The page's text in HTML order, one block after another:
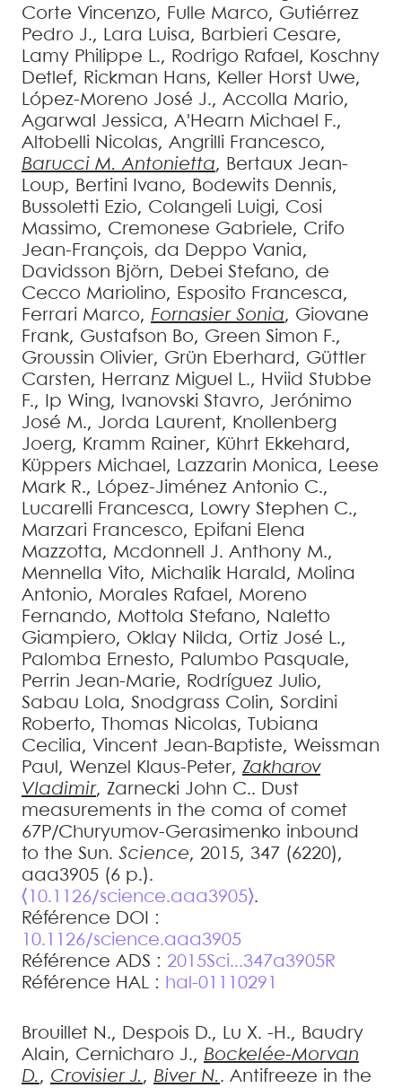
Corte Vincenzo, Fulle Marco, Gutiérrez
Pedro J., Lara Luisa, Barbieri Cesare,
Lamy Philippe L., Rodrigo Rafael , Koschny
Detlef, Rickman Hans, Keller Horst Uwe,
López-Moreno José J., Accolla Mario,
Agarwal
Jessica, A'Hearn Michael F.,
Altobelli Nicolas, Angrilli Francesco,
Barucci M. Antonietta, Bertaux Jean-
Loup, Bertini Ivano, Bodewits Dennis,
Bussoletti Ezio, Colangeli Luigi, Cosi
Massimo, Cremonese Gabriele, Crifo
Jean-François, da Deppo Vania,
Davidsson Björn, Debei Stefano, de
Cecco Mariolino, Esposito Francesca,
Ferrari Marco, Fornasier Sonia, Giovane
Frank, Gustafson Bo, Green Simon F.,
Groussin Olivier, Grün Eberhard , Güttler
Carsten, Herranz Miguel L., Hviid Stubbe
F., Ip Wing, Ivanovski Stavro, Jerónimo
José M., Jorda Laurent, Knollenberg
Joerg, Kramm Rainer, Kührt Ekkehard ,
Küppers Michael , Lazzarin Monica, Leese
Mark R., López-Jiménez Antonio C.,
Lucarelli Francesca, Lowry Stephen C.,
Marzari Francesco, Epifani Elena
Mazzotta, Mcdonnell J. Anthony M.,
Mennella Vito, Michalik Harald , Molina
Antonio, Morales Rafael , Moreno
Fernando, Mottola Stefano, Naletto
Giampiero, Oklay Nilda, Ortiz José L.,
Palomba Ernesto, Palumbo Pasquale,
Perrin Jean-Marie, Rodríguez Julio,
Sabau Lola, Snodgrass Colin, Sordini
Roberto, Thomas Nicolas,
Tubiana
Cecilia, Vincent Jean-Baptiste, Weissman
Paul , Wenzel Klaus-Peter, Zakharov
Vladimir, Zarnecki John C.. Dust
measurements in the coma of comet
67P/Churyumov-Gerasimenko inbound
to the Sun. Science, 2015, 347 (6220),
aaa3905 (6 p.).
⟨10.1126/science.aaa3905⟩.
Référence DOI :
10.1126/science.aaa3905
Référence ADS : 2015Sci...347a3905R
Référence HAL : hal-01110291
Brouillet N., Despois D., Lu X. -H., Baudry
Alain, Cernicharo J., Bockelée-Morvan
D., Crovisier J., Biver N.. Antifreeze in the